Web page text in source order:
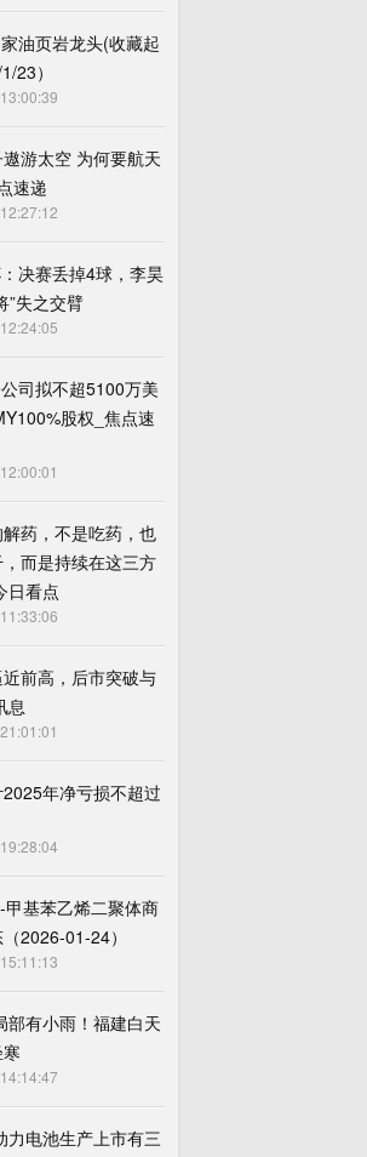
油页岩龙头(收藏起
23）
游太空 为何要航天
速递
决赛丢掉4球，李昊
”失之交臂
司拟不超5100万美
股权_焦点速
药，不是吃药，也
而是持续在这三方
日看点
前高，后市突破与
息
年净亏损不超过
基苯乙烯二聚体商
2026-01-24）
部有小雨！福建白天
力电池生产上市有三